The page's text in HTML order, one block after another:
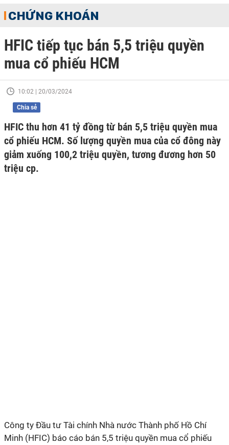
CHỨNG KHOÁN
HFIC tiếp tục bán 5,5 triệu quyền
mua cổ phiếu HCM
10:02 | 20/03/2024
Chia sẻ
HFIC thu hơn 41 tỷ đồng từ bán 5,5 triệu quyền mua
cổ phiếu HCM. Số lượng quyền mua của cổ đông này
giảm xuống 100,2 triệu quyền, tương đương hơn 50
triệu cp.
Công ty Đầu tư Tài chính Nhà nước Thành phố Hồ Chí
Minh (HFIC) báo cáo bán 5,5 triệu quyền mua cổ phiếu